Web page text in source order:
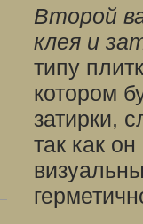
Второй
клея и
типу
котором
затирки,
так как